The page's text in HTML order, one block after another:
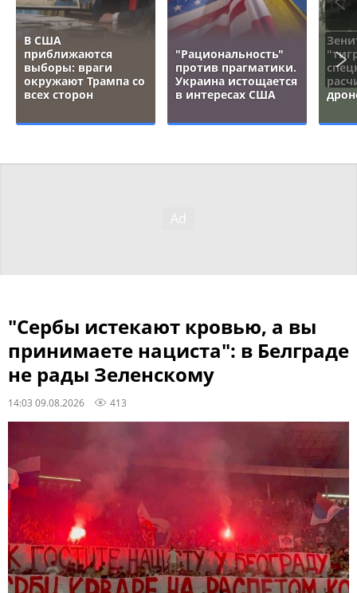
В США
приближаются
выборы: враги
окружают Трампа со
всех сторон
"Рациональность"
против прагматики.
Украина истощается
в интересах США
"Сербы истекают кровью, а вы
принимаете нациста": в Белграде
не рады Зеленскому
14:03 09.08.2026 413